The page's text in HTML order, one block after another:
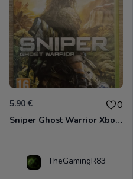
5.90 € 0
Sniper Ghost Warrior Xbox 360
TheGamingR83